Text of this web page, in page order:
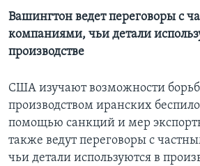
Языки
Вашингтон ведет переговоры с
компаниями, чьи детали
производстве
США изучают возможности
производством иранских
помощью санкций и мер
также ведут переговоры с
чьи детали используются в